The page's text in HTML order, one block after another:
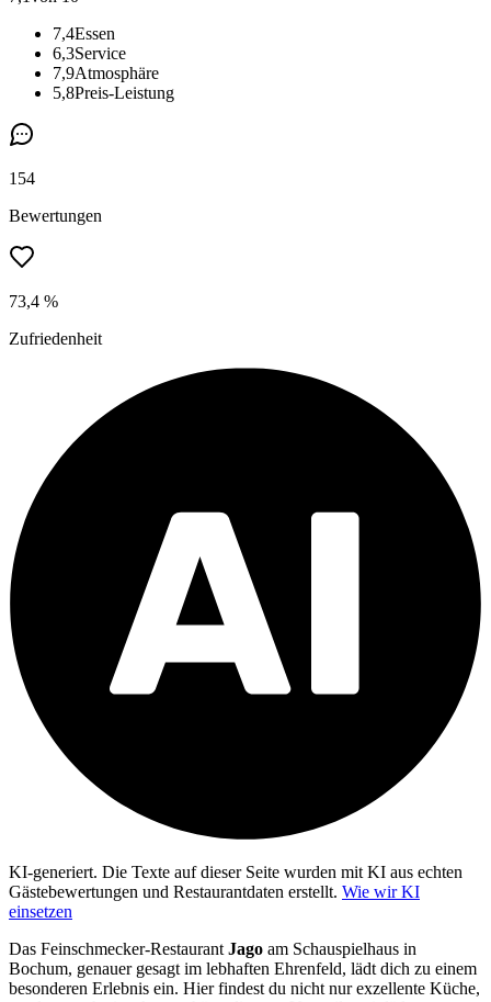
7,4Essen
6,3Service
7,9Atmosphäre
5,8Preis-Leistung
154
Bewertungen
73,4 %
Zufriedenheit
KI-generiert. Die Texte auf dieser Seite wurden mit KI aus echten
Gästebewertungen und Restaurantdaten erstellt. Wie wir KI
einsetzen
Das Feinschmecker-Restaurant Jago am Schauspielhaus in
Bochum, genauer gesagt im lebhaften Ehrenfeld, lädt dich zu einem
besonderen Erlebnis ein. Hier findest du nicht nur exzellente Küche,